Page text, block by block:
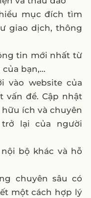
mục đích tìm
giao dịch, thông
tin mới nhất từ
bạn,…
vào website của
vấn đề. Cập nhật
ích và chuyên
lại của người
bộ khác và hỗ
chuyên sâu có
một cách hợp lý